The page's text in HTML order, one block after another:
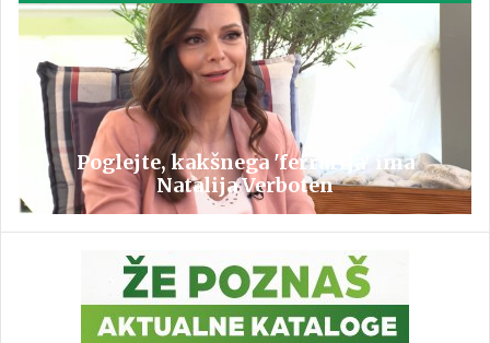
Poglejte, kakšnega 'ferrarija' ima
Natalija Verboten